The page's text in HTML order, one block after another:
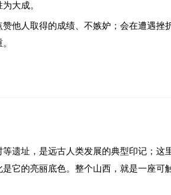
手仿佛在指路。越来越轻盈的身体羽毛
上站起
年改为红十五师，后编入红军第一、
少共英雄·献礼祖国华诞”的小说品读活
大成。
他人取得的成绩、不嫉妒；会在遭遇挫
笃定前行，就一定能在时代的广阔舞台
（
，视名利淡如水，看事业重如山”补充一
遗址，是远古人类发展的典型印记；这
它的亮丽底色。整个山西，就是一座可